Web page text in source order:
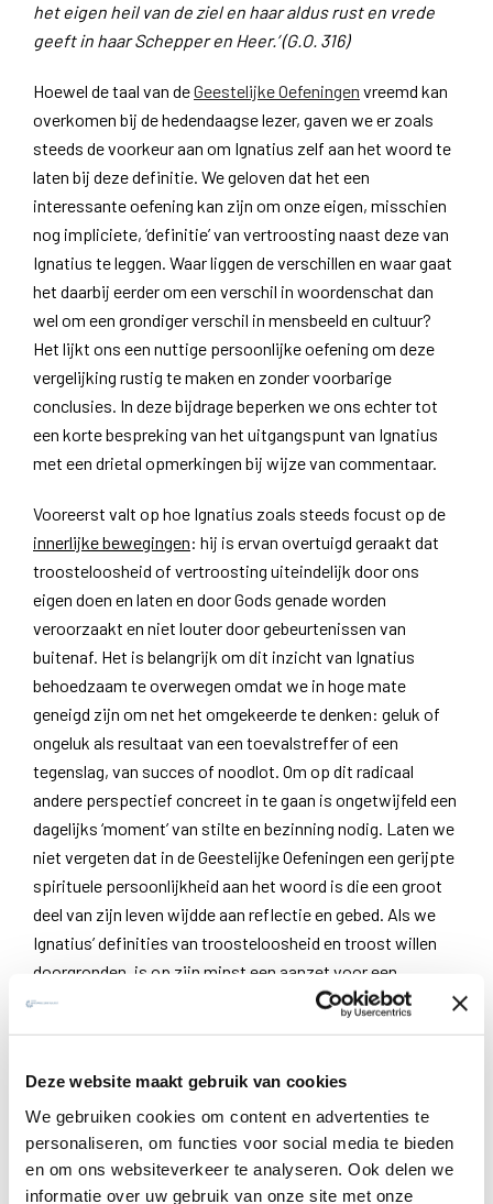
Deze website maakt gebruik van cookies
We gebruiken cookies om content en advertenties te
personaliseren, om functies voor social media te bieden
en om ons websiteverkeer te analyseren. Ook delen we
informatie over uw gebruik van onze site met onze
het eigen heil van de ziel en haar aldus rust en vrede
geeft in haar Schepper en Heer.’ (G.O. 316)
Hoewel de taal van deGeestelijke Oefeningen vreemd kan
overkomen bij de hedendaagse lezer, gaven we er zoals
steeds de voorkeur aan om Ignatius zelf aan het woord te
laten bij deze definitie. We geloven dat het een
interessante oefening kan zijn om onze eigen, misschien
nog impliciete, ‘definitie’ van vertroosting naast deze van
Ignatius te leggen. Waar liggen de verschillen en waar gaat
het daarbij eerder om een verschil in woordenschat dan
wel om een grondiger verschil in mensbeeld en cultuur?
Het lijkt ons een nuttige persoonlijke oefening om deze
vergelijking rustig te maken en zonder voorbarige
conclusies. In deze bijdrage beperken we ons echter tot
een korte bespreking van het uitgangspunt van Ignatius
met een drietal opmerkingen bij wijze van commentaar.
Vooreerst valt op hoe Ignatius zoals steeds focust op de
innerlijke bewegingen: hij is ervan overtuigd geraakt dat
troosteloosheid of vertroosting uiteindelijk door ons
eigen doen en laten en door Gods genade worden
veroorzaakt en niet louter door gebeurtenissen van
buitenaf. Het is belangrijk om dit inzicht van Ignatius
behoedzaam te overwegen omdat we in hoge mate
geneigd zijn om net het omgekeerde te denken: geluk of
ongeluk als resultaat van een toevalstreffer of een
tegenslag, van succes of noodlot. Om op dit radicaal
andere perspectief concreet in te gaan is ongetwijfeld een
dagelijks ‘moment’ van stilte en bezinning nodig. Laten we
niet vergeten dat in de Geestelijke Oefeningen een gerijpte
spirituele persoonlijkheid aan het woord is die een groot
deel van zijn leven wijdde aan reflectie en gebed. Als we
Ignatius’ definities van troosteloosheid en troost willen
doorgronden, is op zijn minst een aanzet voor een
innerlijke bevraging van onze levenshouding nodig. Zolang
geesten’ in het beste geval een abstracte en theoretische
bezigheid blijven die op ons concrete leven weinig invloed
zal hebben.
Vervolgens merken we in deze definitie de typische